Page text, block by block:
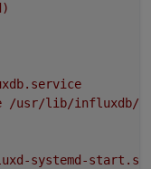
/usr/lib/influxdb/
systemd-